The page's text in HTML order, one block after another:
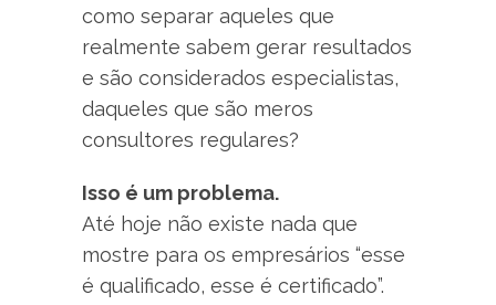
como separar aqueles que
realmente sabem gerar resultados
e são considerados especialistas,
daqueles que são meros
consultores regulares?
Isso é um problema.
Até hoje não existe nada que
mostre para os empresários “esse
é qualificado, esse é certificado”.